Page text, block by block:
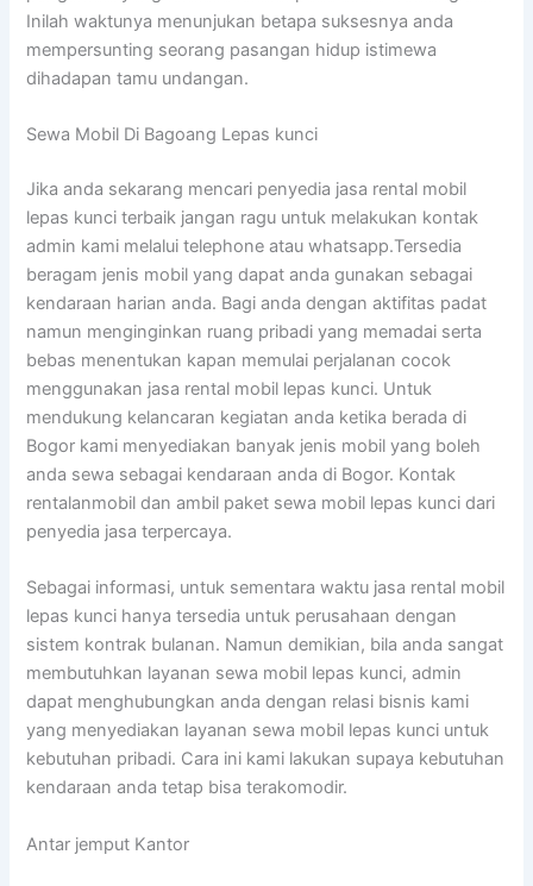
Inilah waktunya menunjukan betapa suksesnya anda
mempersunting seorang pasangan hidup istimewa
dihadapan tamu undangan.
Sewa Mobil Di Bagoang Lepas kunci
Jika anda sekarang mencari penyedia jasa rental mobil
lepas kunci terbaik jangan ragu untuk melakukan kontak
admin kami melalui telephone atau whatsapp.Tersedia
beragam jenis mobil yang dapat anda gunakan sebagai
kendaraan harian anda. Bagi anda dengan aktifitas padat
namun menginginkan ruang pribadi yang memadai serta
bebas menentukan kapan memulai perjalanan cocok
menggunakan jasa rental mobil lepas kunci. Untuk
mendukung kelancaran kegiatan anda ketika berada di
Bogor kami menyediakan banyak jenis mobil yang boleh
anda sewa sebagai kendaraan anda di Bogor. Kontak
rentalanmobil dan ambil paket sewa mobil lepas kunci dari
penyedia jasa terpercaya.
Sebagai informasi, untuk sementara waktu jasa rental mobil
lepas kunci hanya tersedia untuk perusahaan dengan
sistem kontrak bulanan. Namun demikian, bila anda sangat
membutuhkan layanan sewa mobil lepas kunci, admin
dapat menghubungkan anda dengan relasi bisnis kami
yang menyediakan layanan sewa mobil lepas kunci untuk
kebutuhan pribadi. Cara ini kami lakukan supaya kebutuhan
kendaraan anda tetap bisa terakomodir.
Antar jemput Kantor